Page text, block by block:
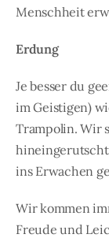
Menschheit
Erdung
Je besser du
im Geistigen)
Trampolin. Wir
ins Erwachen
Wir kommen
Freude und